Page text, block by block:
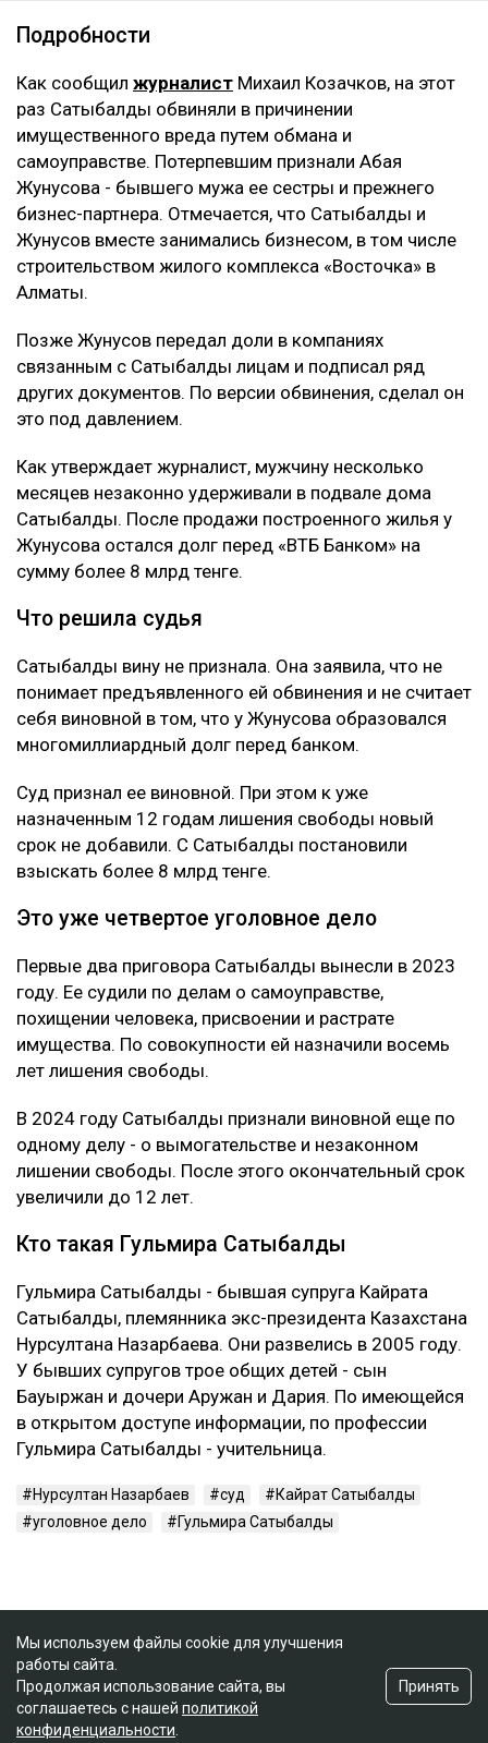
Подробности
Как сообщил журналист Михаил Козачков, на этот
раз Сатыбалды обвиняли в причинении
имущественного вреда путем обмана и
самоуправстве. Потерпевшим признали Абая
Жунусова - бывшего мужа ее сестры и прежнего
бизнес-партнера. Отмечается, что Сатыбалды и
Жунусов вместе занимались бизнесом, в том числе
строительством жилого комплекса «Восточка» в
Алматы.
Позже Жунусов передал доли в компаниях
связанным с Сатыбалды лицам и подписал ряд
других документов. По версии обвинения, сделал он
это под давлением.
Как утверждает журналист, мужчину несколько
месяцев незаконно удерживали в подвале дома
Сатыбалды. После продажи построенного жилья у
Жунусова остался долг перед «ВТБ Банком» на
сумму более 8 млрд тенге.
Что решила судья
Сатыбалды вину не признала. Она заявила, что не
понимает предъявленного ей обвинения и не считает
себя виновной в том, что у Жунусова образовался
многомиллиардный долг перед банком.
Суд признал ее виновной. При этом к уже
назначенным 12 годам лишения свободы новый
срок не добавили. С Сатыбалды постановили
взыскать более 8 млрд тенге.
Это уже четвертое уголовное дело
Первые два приговора Сатыбалды вынесли в 2023
году. Ее судили по делам о самоуправстве,
похищении человека, присвоении и растрате
имущества. По совокупности ей назначили восемь
лет лишения свободы.
В 2024 году Сатыбалды признали виновной еще по
одному делу - о вымогательстве и незаконном
лишении свободы. После этого окончательный срок
увеличили до 12 лет.
Кто такая Гульмира Сатыбалды
Гульмира Сатыбалды - бывшая супруга Кайрата
Сатыбалды, племянника экс-президента Казахстана
Нурсултана Назарбаева. Они развелись в 2005 году.
У бывших супругов трое общих детей - сын
Бауыржан и дочери Аружан и Дария. По имеющейся
в открытом доступе информации, по профессии
Гульмира Сатыбалды - учительница.
Нурсултан Назарбаев суд
Кайрат Сатыбалды
уголовное дело
Гульмира Сатыбалды
Мы используем файлы cookie для улучшения
работы сайта.
Продолжая использование сайта, вы
соглашаетесь с нашей политикой
конфиденциальности
Принять